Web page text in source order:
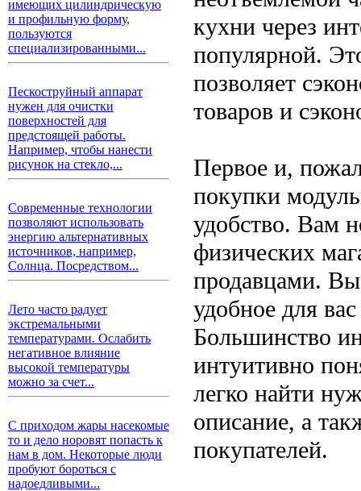
имеющих цилиндрическую
и профильную форму,
пользуются
специализированными...
Пескоструйный аппарат
нужен для очистки
поверхностей для
предстоящей работы.
Например, чтобы нанести
рисунок на стекло,...
Современные технологии
позволяют использовать
энергию альтернативных
источников, например,
Солнца. Посредством...
Лето часто радует
экстремальными
температурами. Ослабить
негативное влияние
высокой температуры
можно за счет...
С приходом жары насекомые
то и дело норовят попасть к
нам в дом. Некоторые люди
пробуют бороться с
надоедливыми...
кухни через
популярной.
позволяет
товаров и
Первое и,
покупки
удобство. Вам
физических
продавцами.
удобное для
Большинство
интуитивно
легко найти
описание, а
покупателей.